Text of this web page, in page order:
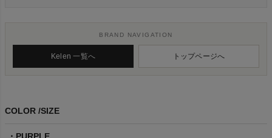
BRAND NAVIGATION
Kelen 一覧へ トップページへ
COLOR SIZE